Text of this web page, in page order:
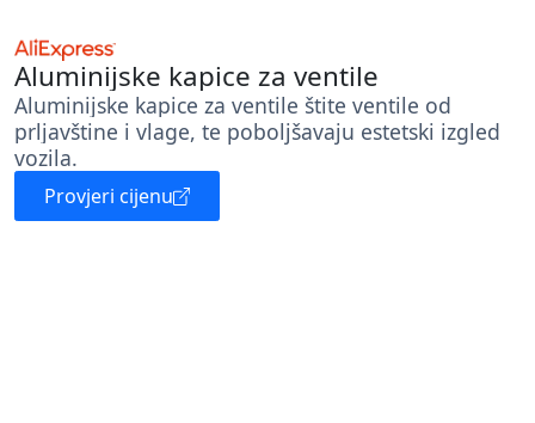
Aluminijske kapice za ventile
Aluminijske kapice za ventile štite ventile od
prljavštine i vlage, te poboljšavaju estetski izgled
vozila.
Provjeri cijenu